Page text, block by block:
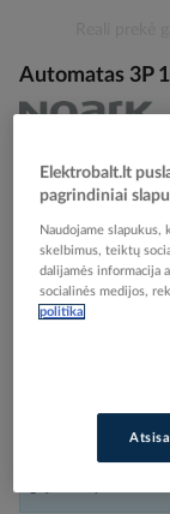
the
beginning
images
gallery
Automatas 3P
EAN kodas
Gamintojo prekės
Įtraukti į
Elektrobalt.lt
pagrindiniai
Naudojame
skelbimus, teiktų
dalijamės informacija
socialinės medijos,
politika